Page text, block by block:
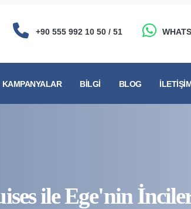
+90 555 992 10 50 / 51
KAMPANYALAR BILGI BLOG
ile Ege'nin